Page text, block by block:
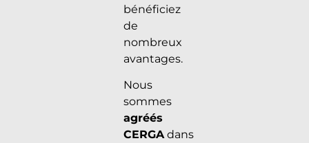
bénéficiez
de
nombreux
avantages.
Nous
sommes
agréés
CERGAdans